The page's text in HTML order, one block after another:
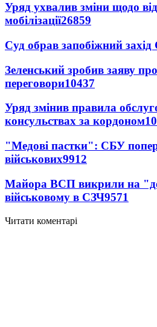
Уряд ухвалив зміни щодо
мобілізації26859
Суд обрав запобіжний
Зеленський зробив заяву
переговори10437
Уряд змінив правила
консульствах за кордоном
"Медові пастки": СБУ
військових9912
Майора ВСП викрили на
військовому в СЗЧ9571
Читати коментарі